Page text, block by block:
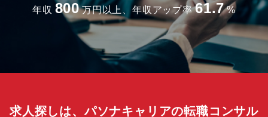
年収 800 万円以上、年収アップ率 61.7 %
求人探しは、パソナキャリアの転職コンサル